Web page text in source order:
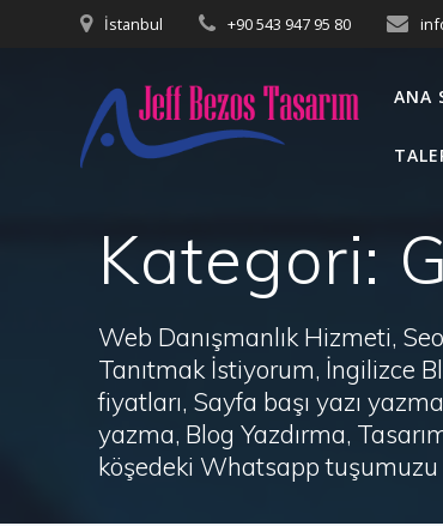
İstanbul +90 543 947 95 80
ANA
Kategori:
Web Danışmanlık Hizmeti,
Tanıtmak İstiyorum, İngilizce
fiyatları, Sayfa başı yazı
yazma, Blog Yazdırma,
köşedeki Whatsapp